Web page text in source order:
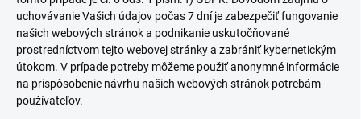
uchovávanie Vašich údajov počas 7 dní je zabezpečiť fungovanie
našich webových stránok a podnikanie uskutočňované
prostredníctvom tejto webovej stránky a zabrániť kybernetickým
útokom. V prípade potreby môžeme použiť anonymné informácie
na prispôsobenie návrhu našich webových stránok potrebám
používateľov.